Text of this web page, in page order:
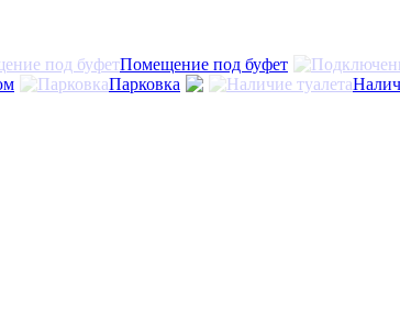
Помещение под буфет
Парковка